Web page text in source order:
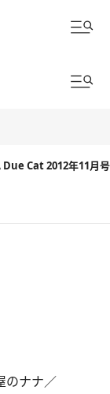
Due Cat 2012年11月号
のナナ／